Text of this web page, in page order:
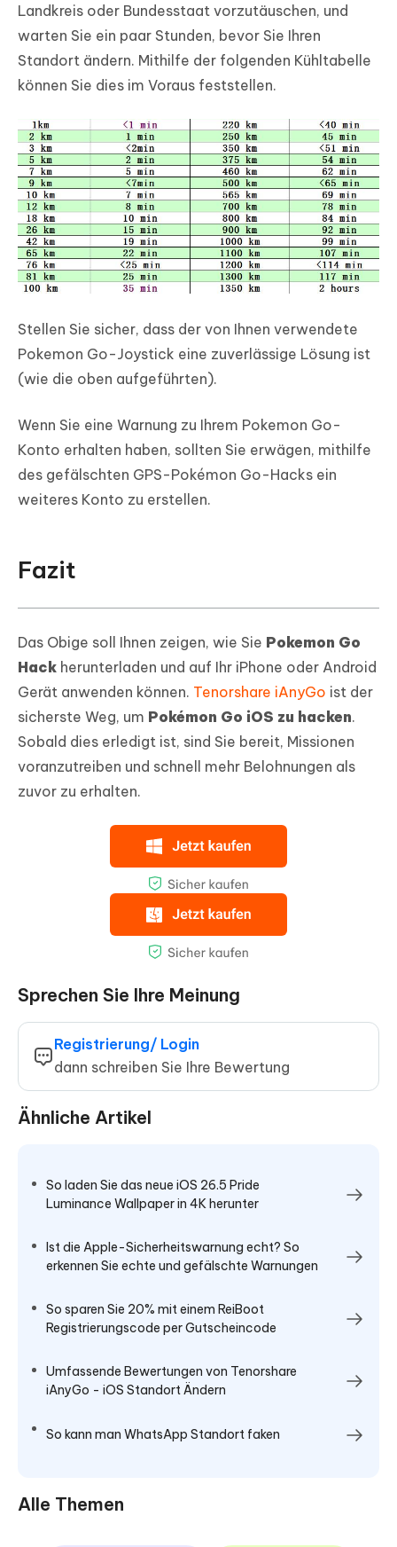
Landkreis oder Bundesstaat vorzutäuschen, und
warten Sie ein paar Stunden, bevor Sie Ihren
Standort ändern. Mithilfe der folgenden Kühltabelle
können Sie dies im Voraus feststellen.
Stellen Sie sicher, dass der von Ihnen verwendete
Pokemon Go-Joystick eine zuverlässige Lösung ist
(wie die oben aufgeführten).
Wenn Sie eine Warnung zu Ihrem Pokemon Go-
Konto erhalten haben, sollten Sie erwägen, mithilfe
des gefälschten GPS-Pokémon Go-Hacks ein
weiteres Konto zu erstellen.
Fazit
Das Obige soll Ihnen zeigen, wie Sie Pokemon Go
Hack herunterladen und auf Ihr iPhone oder Android
Gerät anwenden können. Tenorshare iAnyGo ist der
sicherste Weg, um Pokémon Go iOS zu hacken.
Sobald dies erledigt ist, sind Sie bereit, Missionen
voranzutreiben und schnell mehr Belohnungen als
zuvor zu erhalten.
Sprechen Sie Ihre Meinung
Registrierung/ Login
dann schreiben Sie Ihre Bewertung
Ähnliche Artikel
So laden Sie das neue iOS 26.5 Pride
Luminance Wallpaper in 4K herunter
Ist die Apple-Sicherheitswarnung echt? So
erkennen Sie echte und gefälschte Warnungen
So sparen Sie 20% mit einem ReiBoot
Registrierungscode per Gutscheincode
Umfassende Bewertungen von Tenorshare
iAnyGo - iOS Standort Ändern
So kann man WhatsApp Standort faken
Alle Themen